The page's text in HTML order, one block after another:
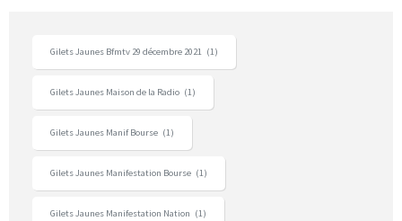
Gilets Jaunes Bfmtv 29 décembre 2021 (1)
Gilets Jaunes Maison de la Radio (1)
Gilets Jaunes Manif Bourse (1)
Gilets Jaunes Manifestation Bourse (1)
Gilets Jaunes Manifestation Nation (1)